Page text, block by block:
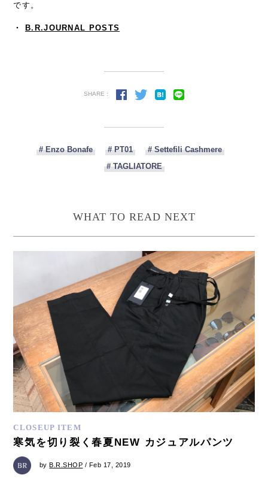
です。
・ B.R.JOURNAL POSTS
SHARE :
# Enzo Bonafe # PT01
# Settefili Cashmere
# TAGLIATORE
WHAT TO READ NEXT
CLOSEUP ITEM
寒気を切り裂く春夏NEW カジュアルパンツ
byB.R.SHOP / Feb 17, 2019